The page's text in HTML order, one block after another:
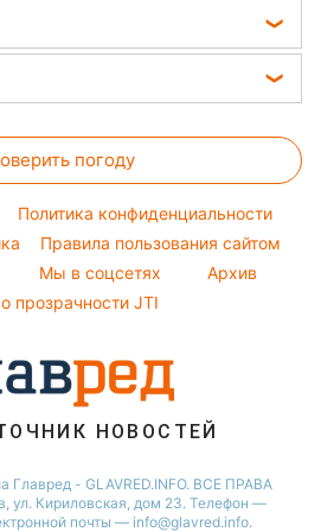
погоду
Политика конфиденциальности
Правила пользования сайтом
Мы в соцсетях
Архив
прозрачности JTI
НОВОСТЕЙ
- GLAVRED.INFO. ВСЕ ПРАВА
Кириловская, дом 23. Телефон —
почты — info@glavred.info.